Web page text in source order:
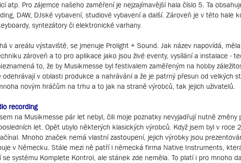
atp. Pro zájemce našeho zaměření je nejzajímavější hala číslo 5. Ta
DAW, DJské vybavení, studiové vybavení a další. Zároveň je v této hale
syntezátory či elektronické varhany.
v areálu výstaviště, se jmenuje Prolight + Sound. Jak název napovídá,
zároveň a to pro aplikace jako jsou živé eventy, vysílání a instalace -
to, že by Musikmesse byl festivalem zaměřeným na hobby
v oblasti produkce a nahrávání a že je patrný přesun od velkých
novým hráčům na trhu a to jak na straně výrobců, tak jejich uživatelů.
recording
na Musikmesse pár let nebyl, čili moje poznatky nevyjadřují nutně změny
let. Opět ubylo některých klasických výrobců. Když jsem byl v roce
Mnoho značek nemá vlastní zastoupení, jejich výrobky jsou
v Německu. Stále mezi ně patří i německá firma Native Instruments,
se systému Komplete Kontrol, ale stánek zde neměla. To platí i pro mnoho